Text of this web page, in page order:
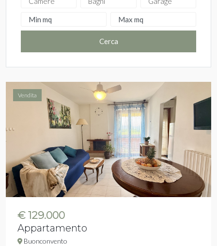
Cerca
Vendita
€ 129.000
Appartamento
Buonconvento